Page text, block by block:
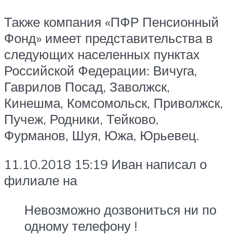
Также компания «ПФР Пенсионный
Фонд» имеет представительства в
следующих населенных пунктах
Российской Федерации: Вичуга,
Гаврилов Посад, Заволжск,
Кинешма, Комсомольск, Приволжск,
Пучеж, Родники, Тейково,
Фурманов, Шуя, Южа, Юрьевец.
11.10.2018 15:19 Иван написал о
филиале на
Невозможно дозвониться ни по
одному телефону !